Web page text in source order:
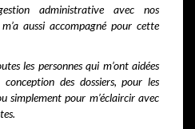
administrative avec nos
aussi accompagné pour cette
les personnes qui m’ont aidées
des dossiers, pour les
simplement pour m’éclaircir avec